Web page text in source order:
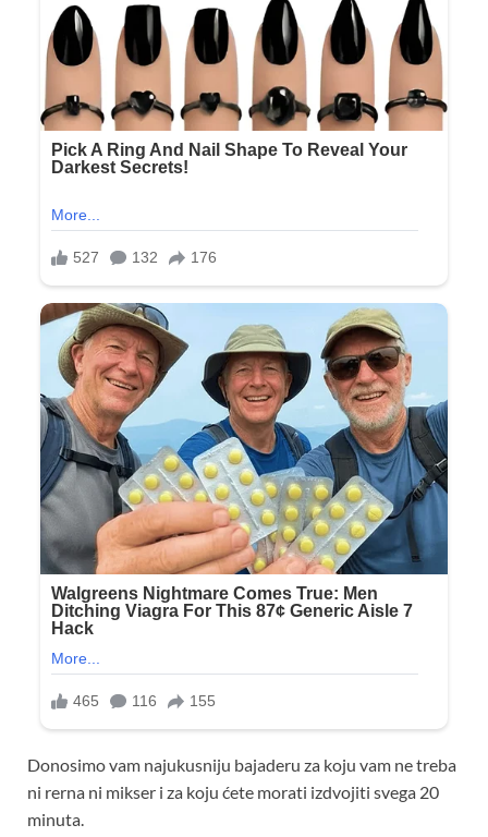
Donosimo vam najukusniju bajaderu za koju vam ne treba
ni rerna ni mikser i za koju ćete morati izdvojiti svega 20
minuta.